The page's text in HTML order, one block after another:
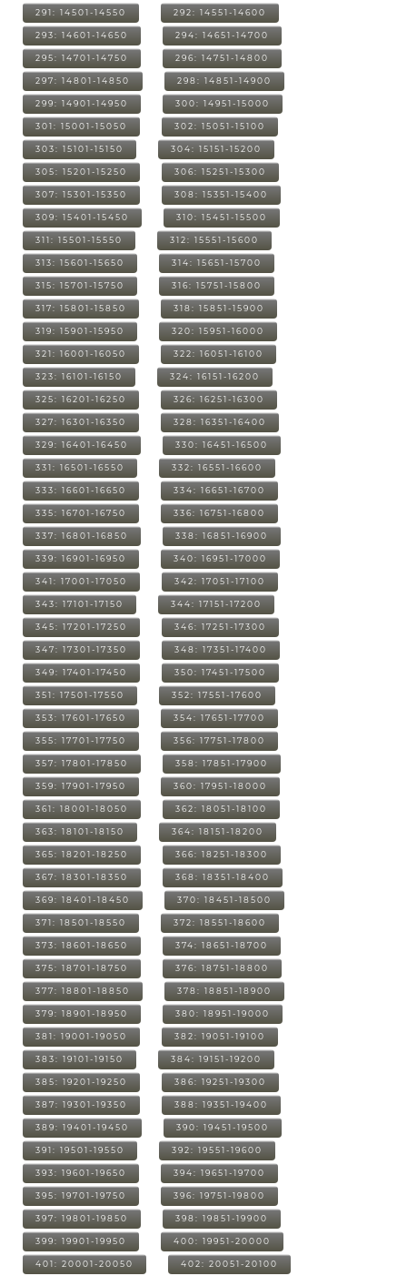
291: 14501-14550 292: 14551-14600
293: 14601-14650 294: 14651-14700
295: 14701-14750 296: 14751-14800
297: 14801-14850 298: 14851-14900
299: 14901-14950 300: 14951-15000
301: 15001-15050 302: 15051-15100
303: 15101-15150 304: 15151-15200
305: 15201-15250 306: 15251-15300
307: 15301-15350 308: 15351-15400
309: 15401-15450 310: 15451-15500
311: 15501-15550 312: 15551-15600
313: 15601-15650 314: 15651-15700
315: 15701-15750 316: 15751-15800
317: 15801-15850 318: 15851-15900
319: 15901-15950 320: 15951-16000
321: 16001-16050 322: 16051-16100
323: 16101-16150 324: 16151-16200
325: 16201-16250 326: 16251-16300
327: 16301-16350 328: 16351-16400
329: 16401-16450 330: 16451-16500
331: 16501-16550 332: 16551-16600
333: 16601-16650 334: 16651-16700
335: 16701-16750 336: 16751-16800
337: 16801-16850 338: 16851-16900
339: 16901-16950 340: 16951-17000
341: 17001-17050 342: 17051-17100
343: 17101-17150 344: 17151-17200
345: 17201-17250 346: 17251-17300
347: 17301-17350 348: 17351-17400
349: 17401-17450 350: 17451-17500
351: 17501-17550 352: 17551-17600
353: 17601-17650 354: 17651-17700
355: 17701-17750 356: 17751-17800
357: 17801-17850 358: 17851-17900
359: 17901-17950 360: 17951-18000
361: 18001-18050 362: 18051-18100
363: 18101-18150 364: 18151-18200
365: 18201-18250 366: 18251-18300
367: 18301-18350 368: 18351-18400
369: 18401-18450 370: 18451-18500
371: 18501-18550 372: 18551-18600
373: 18601-18650 374: 18651-18700
375: 18701-18750 376: 18751-18800
377: 18801-18850 378: 18851-18900
379: 18901-18950 380: 18951-19000
381: 19001-19050 382: 19051-19100
383: 19101-19150 384: 19151-19200
385: 19201-19250 386: 19251-19300
387: 19301-19350 388: 19351-19400
389: 19401-19450 390: 19451-19500
391: 19501-19550 392: 19551-19600
393: 19601-19650 394: 19651-19700
395: 19701-19750 396: 19751-19800
397: 19801-19850 398: 19851-19900
399: 19901-19950 400: 19951-20000
401: 20001-20050 402: 20051-20100